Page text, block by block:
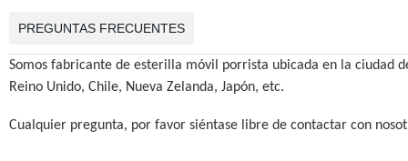
PREGUNTAS FRECUENTES
Somos fabricante de esterilla móvil porrista ubicada en la ciudad
Reino Unido, Chile, Nueva Zelanda, Japón, etc.
Cualquier pregunta, por favor siéntase libre de contactar con